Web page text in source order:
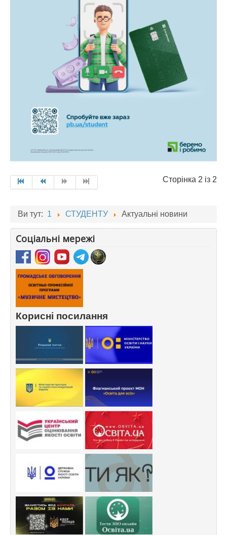
Сторінка 2 із 2
Ви тут: 1 СТУДЕНТУ Актуальні новини
Соціальні мережі
Корисні посилання